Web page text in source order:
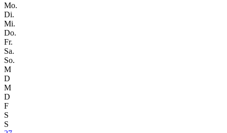
Mo.
Di.
Mi.
Do.
Fr.
Sa.
So.
M
D
M
D
F
S
S